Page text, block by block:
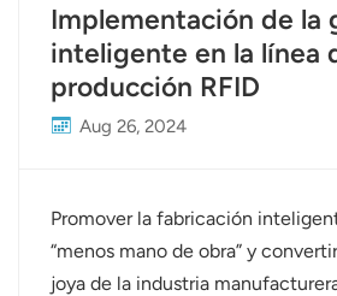
Español
Implementación de la
inteligente en la línea
producción RFID
Aug 26, 2024
Promover la fabricación
“menos mano de obra” y
joya de la industria